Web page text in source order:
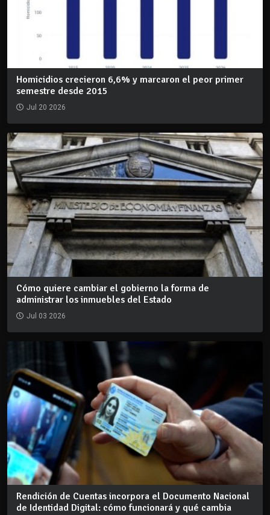
Homicidios crecieron 6,6% y marcaron el peor primer
semestre desde 2015
Jul 20 2026
Cómo quiere cambiar el gobierno la forma de
administrar los inmuebles del Estado
Jul 03 2026
Rendición de Cuentas incorpora el Documento Nacional
de Identidad Digital: cómo funcionará y qué cambia